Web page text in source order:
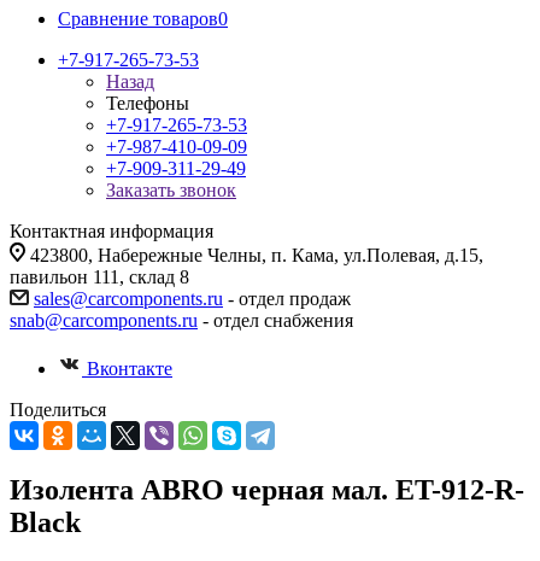
Сравнение товаров0
+7-917-265-73-53
Назад
Телефоны
+7-917-265-73-53
+7-987-410-09-09
+7-909-311-29-49
Заказать звонок
Контактная информация
423800, Набережные Челны, п. Кама, ул.Полевая, д.15,
павильон 111, склад 8
sales@carcomponents.ru - отдел продаж
snab@carcomponents.ru - отдел снабжения
Вконтакте
Поделиться
Изолента ABRO черная мал. ET-912-R-
Black